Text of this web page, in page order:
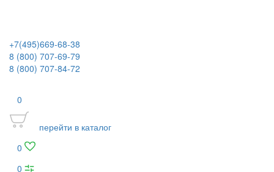
+7(495)669-68-38
8 (800) 707-69-79
8 (800) 707-84-72
0
перейти в каталог
0
0